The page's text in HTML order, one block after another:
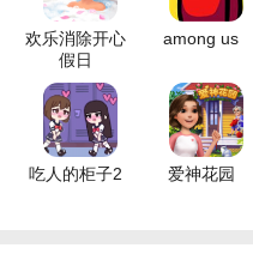
欢乐消除开心
假日
among us
吃人的柜子2 爱神花园